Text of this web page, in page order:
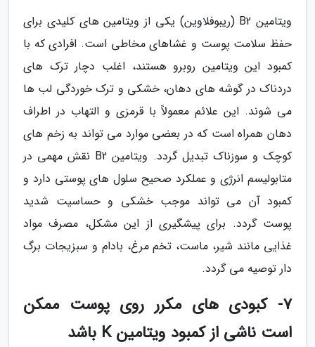
ویتامین B2 (ریبوفلاوین) یکی از ویتامین های کلیدی برای
حفظ سلامت پوست و غشاهای مخاطی است. افرادی که با
کمبود این ویتامین روبرو هستند، اغلب دچار ترک های
دردناک در گوشه های دهان، خشکی و ترک خوردگی لب ها
می شوند. این علائم معمولاً با قرمزی و التهاب در اطراف
دهان همراه است که در بعضی موارد می تواند به زخم های
کوچک و سوزناک تبدیل گردد. ویتامین B2 نقش مهمی در
متابولیسم انرژی و عملکرد صحیح سلول های پوستی دارد و
کمبود آن می تواند موجب خشکی و حساسیت شدید
پوست گردد. برای پیشگیری از این مشکل، مصرف مواد
غذایی مانند شیر، ماست، تخم مرغ، بادام و سبزیجات برگ
دار توصیه می گردد.
7- کبودی های مکرر روی پوست ممکن
است ناشی از کمبود ویتامین K باشد